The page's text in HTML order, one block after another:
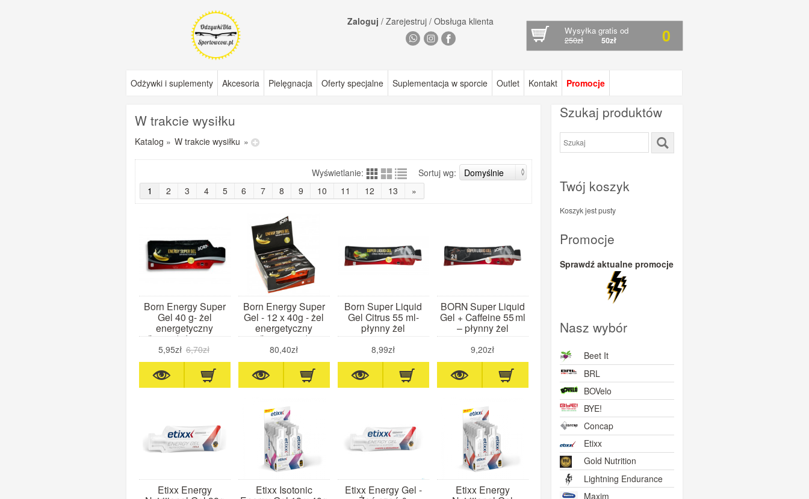
Zaloguj /Zarejestruj /Obsługa klienta
Wysyłka gratis od
250zł 50zł 0
Odżywki i suplementy Akcesoria Pielęgnacja Oferty specjalne Suplementacja w sporcie Outlet Kontakt Promocje
W trakcie wysiłku
Katalog » W trakcie wysiłku »
Sortuj wg:
Wyświetlanie:
1
2 3 4 5 6 7 8 9 10 11 12 13 »
Born Energy Super
Gel 40 g- żel
energetyczny
(banan) data waż.
11.26
5,95zł 6,70zł
Born Energy Super
Gel - 12 x 40g - żel
energetyczny
(bananowy)
80,40zł
Born Super Liquid
Gel Citrus 55 ml-
płynny żel
energetyczny o
smaku cytrusów
8,99zł
BORN Super Liquid
Gel + Caffeine 55 ml
– płynny żel
energetyczny o
smaku kawowym z
kofeiną
9,20zł
Etixx Energy
Etixx Isotonic
Etixx Energy Gel -
Etixx Energy
Szukaj produktów
Twój koszyk
Koszyk jest pusty
Promocje
Sprawdź aktualne promocje
Nasz wybór
Beet It
BRL
BOVelo
BYE!
Concap
Etixx
Gold Nutrition
Lightning Endurance
Maxim